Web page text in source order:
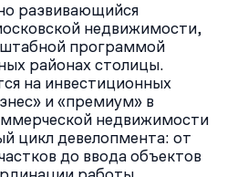
развивающийся
недвижимости,
программой
районах столицы.
на инвестиционных
и «премиум» в
недвижимости
цикл девелопмента: от
до ввода объектов